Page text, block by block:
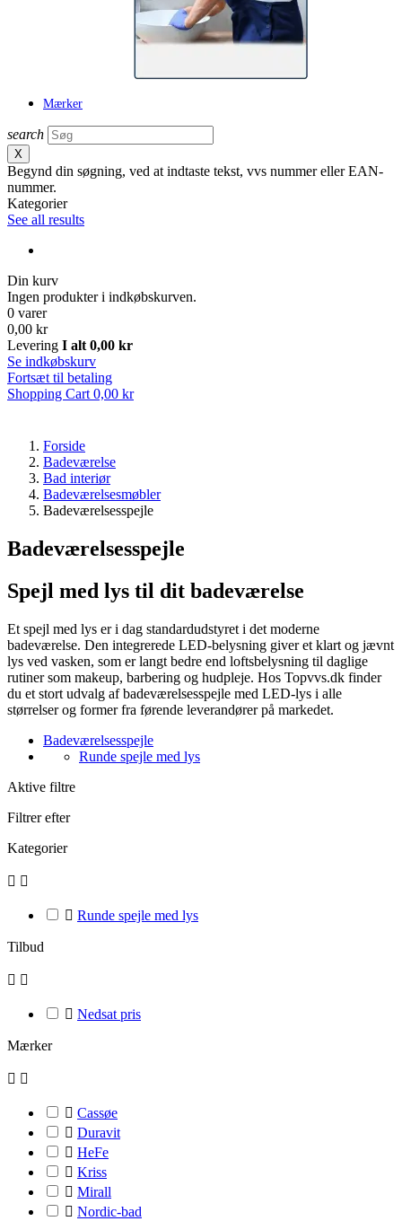
Mærker
search
X
Begynd din søgning, ved at indtaste tekst, vvs nummer eller EAN-
nummer.
Kategorier
See all results
Din kurv
Ingen produkter i indkøbskurven.
0 varer
0,00 kr
Levering I alt 0,00 kr
Se indkøbskurv
Fortsæt til betaling
Shopping Cart 0,00 kr
Forside
Badeværelse
Bad interiør
Badeværelsesmøbler
Badeværelsesspejle
Badeværelsesspejle
Spejl med lys til dit badeværelse
Et spejl med lys er i dag standardudstyret i det moderne
badeværelse. Den integrerede LED-belysning giver et klart og jævnt
lys ved vasken, som er langt bedre end loftsbelysning til daglige
rutiner som makeup, barbering og hudpleje. Hos Topvvs.dk finder
du et stort udvalg af badeværelsesspejle med LED-lys i alle
størrelser og former fra førende leverandører på markedet.
Badeværelsesspejle
Runde spejle med lys
Aktive filtre
Filtrer efter
Kategorier
 
 Runde spejle med lys
Tilbud
 
 Nedsat pris
Mærker
 
 Cassøe
 Duravit
 HeFe
 Kriss
 Mirall
 Nordic-bad